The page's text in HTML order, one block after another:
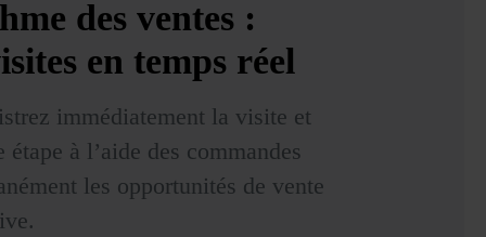
des ventes :
en temps réel
immédiatement la visite et
à l’aide des commandes
les opportunités de vente